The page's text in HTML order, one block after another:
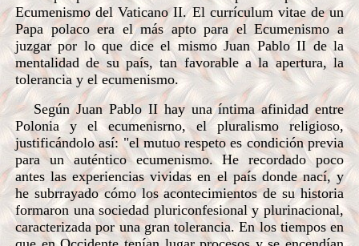
Ecumenismo del Vaticano II. El currículum vitae de un
Papa polaco era el más apto para el Ecumenismo a
juzgar por lo que dice el mismo Juan Pablo II de la
mentalidad de su país, tan favorable a la apertura, la
tolerancia y el ecumenismo.
Según Juan Pablo II hay una íntima afinidad entre
Polonia y el ecumenisrno, el pluralismo religioso,
justificándolo así: "el mutuo respeto es condición previa
para un auténtico ecumenismo. He recordado poco
antes las experiencias vividas en el país donde nací, y
he subrrayado cómo los acontecimientos de su historia
formaron una sociedad pluriconfesional y plurinacional,
caracterizada por una gran tolerancia. En los tiempos en